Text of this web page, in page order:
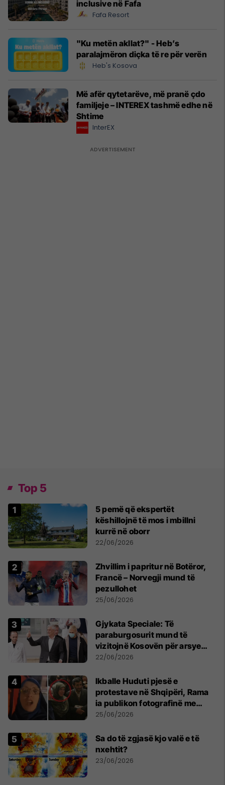
inclusive në Fafa
Fafa Resort
"Ku metën akllat?" - Heb’s
paralajmëron diçka të re për verën
Heb's Kosova
Më afër qytetarëve, më pranë çdo
familjeje – INTEREX tashmë edhe në
Shtime
InterEX
Top 5
5 pemë që ekspertët
këshillojnë të mos i mbillni
kurrë në oborr
22/06/2026
Zhvillim i papritur në Botëror,
Francë – Norvegji mund të
pezullohet
25/06/2026
​Gjykata Speciale: Të
paraburgosurit mund të
vizitojnë Kosovën për arsye
humanitare
22/06/2026
Ikballe Huduti pjesë e
protestave në Shqipëri, Rama
ia publikon fotografinë me
Ahmadinejadin e Iranit
25/06/2026
Sa do të zgjasë kjo valë e të
nxehtit?
23/06/2026